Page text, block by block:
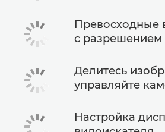
Превосходные
с разрешением
Делитесь
управляйте
Настройка